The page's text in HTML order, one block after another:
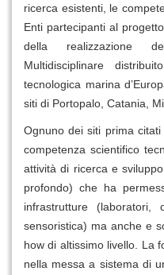
ricerca esistenti, le
Enti partecipanti al
della realizzazione
Multidisciplinare
tecnologica marina
siti di Portopalo, Catania,
Ognuno dei siti prima
competenza scientifico
attività di ricerca e
profondo) che ha
infrastrutture (laboratori,
sensoristica) ma anche e
how di altissimo livello. La
nella messa a sistema di